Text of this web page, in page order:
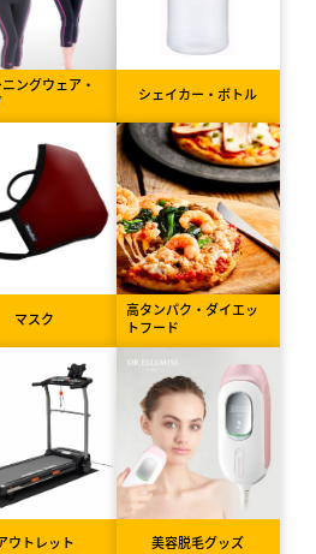
ングウェア・
シェイカー・ボトル
マスク
高タンパク・ダイエッ
トフード
ウトレット 美容脱毛グッズ